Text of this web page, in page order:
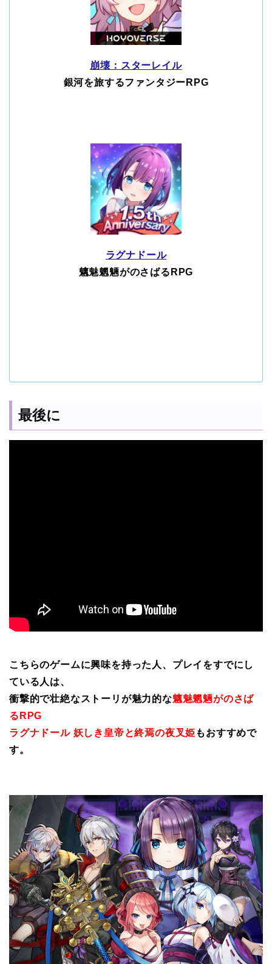
崩壊：スターレイル
銀河を旅するファンタジーRPG
ラグナドール
魑魅魍魎がのさばるRPG
最後に
こちらのゲームに興味を持った人、プレイをすでにし
ている人は、
衝撃的で壮絶なストーリが魅力的な魑魅魍魎がのさば
るRPG
ラグナドール 妖しき皇帝と終焉の夜叉姫 もおすすめで
す。